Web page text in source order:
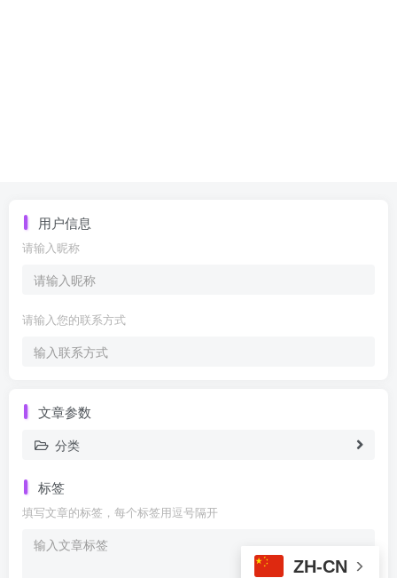
用户信息
请输入昵称
请输入您的联系方式
文章参数
分类
标签
填写文章的标签，每个标签用逗号隔开
ZH-CN